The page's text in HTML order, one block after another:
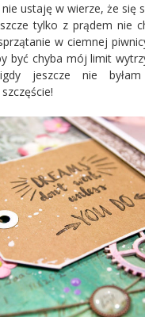
ustaję w wierze, że się
tylko z prądem nie
w ciemnej
być chyba mój limit
jeszcze nie